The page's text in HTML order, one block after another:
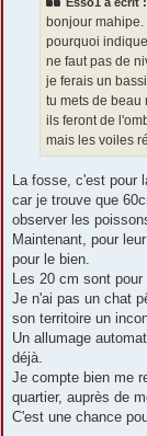
bonjour mahipe.
pourquoi
ne faut pas de
je ferais un
tu mets de beau
ils feront de
mais les voiles
La fosse, c'est pour
car je trouve que
observer les
Maintenant, pour
pour le bien.
Les 20 cm sont
Je n'ai pas un chat
son territoire un
Un allumage
déjà.
Je compte bien me
quartier, auprès de
C'est une chance